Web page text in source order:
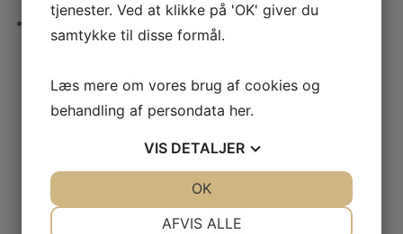
408.00kr.
tjenester. Ved at klikke på 'OK' giver du
samtykke til disse formål.
Læs mere om vores brug af cookies og
behandling af persondata her.
VIS DETALJER
AFVIS ALLE
OK